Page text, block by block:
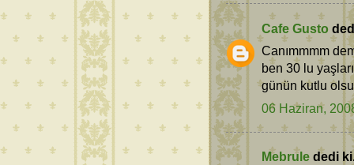
Cafe Gusto
Canımmmm
ben 30 lu
günün kutlu
06 Haziran,
Mebrule dedi